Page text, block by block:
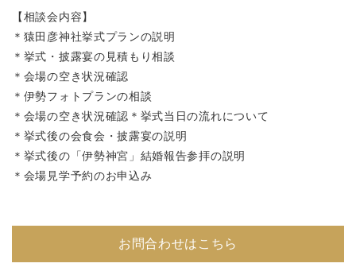
【相談会内容】
＊猿田彦神社挙式プランの説明
＊挙式・披露宴の見積もり相談
＊会場の空き状況確認
＊伊勢フォトプランの相談
＊会場の空き状況確認＊挙式当日の流れについて
＊挙式後の会食会・披露宴の説明
＊挙式後の「伊勢神宮」結婚報告参拝の説明
＊会場見学予約のお申込み
お問合わせはこちら